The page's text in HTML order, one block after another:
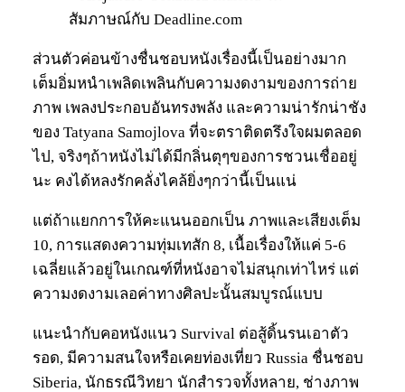
สัมภาษณ์กับ Deadline.com
ส่วนตัวค่อนข้างชื่นชอบหนังเรื่องนี้เป็นอย่างมาก
เต็มอิ่มหนำเพลิดเพลินกับความงดงามของการถ่าย
ภาพ เพลงประกอบอันทรงพลัง และความน่ารักน่าชัง
ของ Tatyana Samojlova ที่จะตราติดตรึงใจผมตลอด
ไป, จริงๆถ้าหนังไม่ได้มีกลิ่นตุๆของการชวนเชื่ออยู่
นะ คงได้หลงรักคลั่งไคล้ยิ่งๆกว่านี้เป็นแน่
แต่ถ้าแยกการให้คะแนนออกเป็น ภาพและเสียงเต็ม
10, การแสดงความทุ่มเทสัก 8, เนื้อเรื่องให้แค่ 5-6
เฉลี่ยแล้วอยู่ในเกณฑ์ที่หนังอาจไม่สนุกเท่าไหร่ แต่
ความงดงามเลอค่าทางศิลปะนั้นสมบูรณ์แบบ
แนะนำกับคอหนังแนว Survival ต่อสู้ดิ้นรนเอาตัว
รอด, มีความสนใจหรือเคยท่องเที่ยว Russia ชื่นชอบ
Siberia, นักธรณีวิทยา นักสำรวจทั้งหลาย, ช่างภาพ